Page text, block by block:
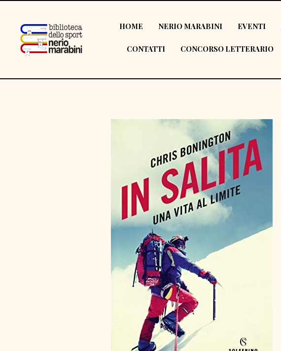
HOME NERIO MARABINI EVENTI
CONTATTI CONCORSO LETTERARIO